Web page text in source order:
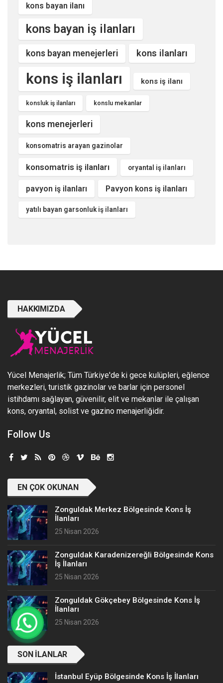
kons bayan ilanı
kons bayan iş ilanları
kons bayan menejerleri kons ilanları
kons iş ilanları kons iş ilanı
konsluk iş ilanları konslu mekanlar
kons menejerleri
konsomatris arayan gazinolar
konsomatris iş ilanları oryantal iş ilanları
pavyon iş ilanları Pavyon kons iş ilanları
yatılı bayan garsonluk iş ilanları
HAKKIMIZDA
Yücel Menajerlik; Tüm Türkiye'de ki gece kulüpleri, eğlence
merkezleri, turistik gazinolar ve barlar için personel
istihdamı sağlayan, güvenilir, elit ve mekanlar ile çalışan
kons, oryantal, solist ve gazino menajerliğidir.
Follow Us
EN ÇOK OKUNAN
Zonguldak Merkez Bölgesinde Kons İş
İlanları
25 Nisan 2026
Zonguldak Karadenizereğli Bölgesinde Kons
İş İlanları
25 Nisan 2026
Zonguldak Gökçebey Bölgesinde Kons İş
İlanları
25 Nisan 2026
SON İLANLAR
İstanbul Eyüp Bölgesinde Kons İş İlanları